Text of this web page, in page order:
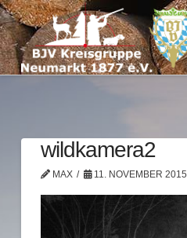
wildkamera2
MAX 11. NOVEMBER 2015